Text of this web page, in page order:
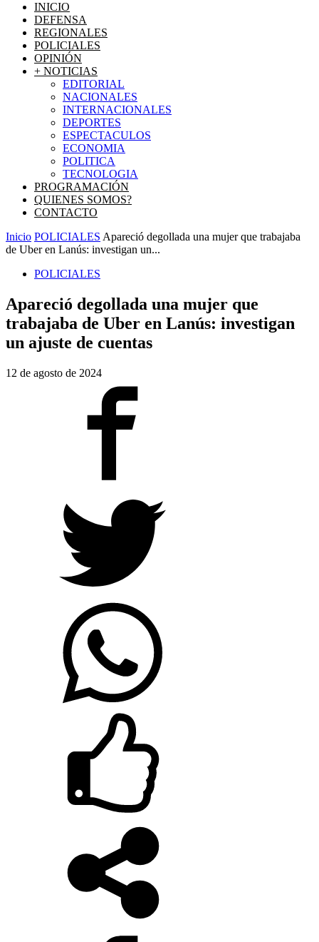
INICIO
DEFENSA
REGIONALES
POLICIALES
OPINIÓN
+ NOTICIAS
EDITORIAL
NACIONALES
INTERNACIONALES
DEPORTES
ESPECTACULOS
ECONOMIA
POLITICA
TECNOLOGIA
PROGRAMACIÓN
QUIENES SOMOS?
CONTACTO
Inicio POLICIALES Apareció degollada una mujer que trabajaba
de Uber en Lanús: investigan un...
POLICIALES
Apareció degollada una mujer que
trabajaba de Uber en Lanús: investigan
un ajuste de cuentas
12 de agosto de 2024